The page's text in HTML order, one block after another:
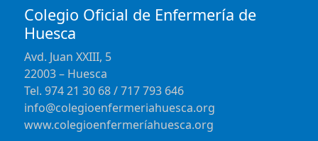
Colegio Oficial de Enfermería de
Huesca
Avd. Juan XXIII, 5
22003 – Huesca
Tel. 974 21 30 68 / 717 793 646
info@colegioenfermeriahuesca.org
www.colegioenfermeríahuesca.org